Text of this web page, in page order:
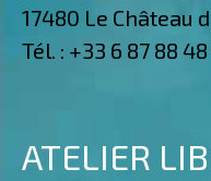
17480 Le Château
Tél. : +33 6 87 88
ATELIER